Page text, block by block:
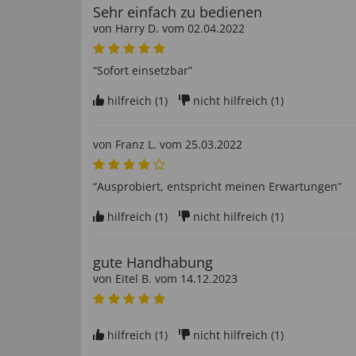
Sehr einfach zu bedienen
von Harry D. vom 02.04.2022
“Sofort einsetzbar”
hilfreich (1) nicht hilfreich (1)
von Franz L . vom 25.03.2022
“Ausprobiert, entspricht meinen Erwartungen”
hilfreich (1) nicht hilfreich (1)
gute Handhabung
von Eitel B. vom 14.12.2023
hilfreich (1) nicht hilfreich (1)